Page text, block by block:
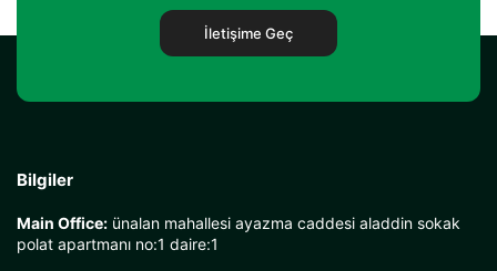
İletişime Geç
Bilgiler
Main Office: ünalan mahallesi ayazma caddesi aladdin sokak
polat apartmanı no:1 daire:1